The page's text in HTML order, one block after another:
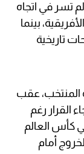
تسر في اتجاه
بينما
تاريخية
المنتخب، عقب
القرار رغم
كأس العالم
أمام